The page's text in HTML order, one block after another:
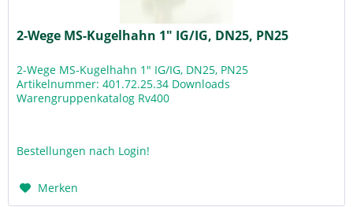
2-Wege MS-Kugelhahn 1" IG/IG, DN25, PN25
2-Wege MS-Kugelhahn 1" IG/IG, DN25, PN25
Artikelnummer: 401.72.25.34 Downloads
Warengruppenkatalog Rv400
Bestellungen nach Login!
Merken